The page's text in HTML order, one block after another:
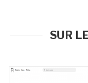
SUR